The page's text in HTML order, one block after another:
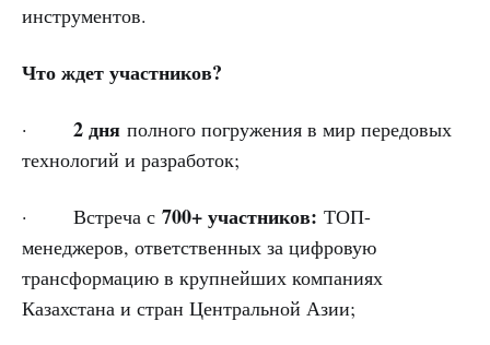
инструментов.
Что ждет участников?
· 2 дня полного погружения в мир передовых
технологий и разработок;
· Встреча с 700+ участников: ТОП-
менеджеров, ответственных за цифровую
трансформацию в крупнейших компаниях
Казахстана и стран Центральной Азии;